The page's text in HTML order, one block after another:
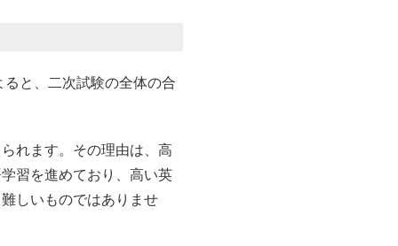
と、二次試験の全体の合
れます。その理由は、高
習を進めており、高い英
しいものではありませ